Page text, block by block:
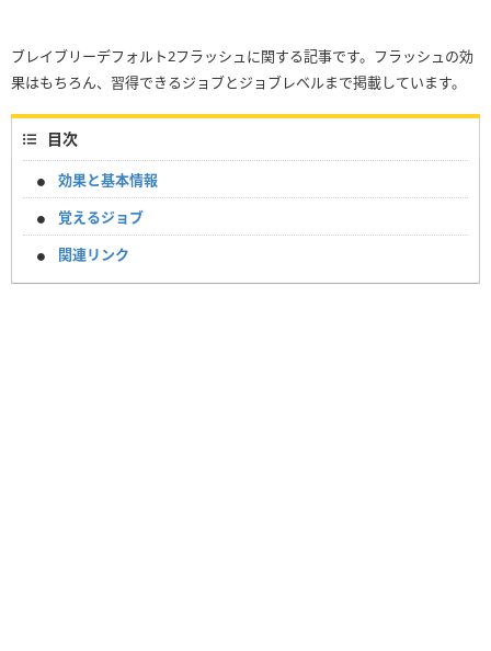
ブレイブリーデフォルト2フラッシュに関する記事です。フラッシュの効
果はもちろん、習得できるジョブとジョブレベルまで掲載しています。
目次
効果と基本情報
覚えるジョブ
関連リンク